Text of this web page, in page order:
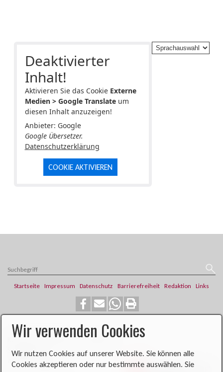
Deaktivierter
Inhalt!
Aktivieren Sie das Cookie Externe
Medien > Google Translateum
diesen Inhalt anzuzeigen!
Anbieter: Google
Google Übersetzer.
Datenschutzerklärung
COOKIE AKTIVIEREN
Startseite Impressum Datenschutz Barrierefreiheit Redaktion Links
​​​​Katholische Pfarrei St. Franziskus
Steinweg 6
46419 Isselburg
Wir verwenden Cookies
Wir nutzen Cookies auf unserer Website. Sie können alle
Cookies akzeptieren oder nur bestimmte auswählen. Sie